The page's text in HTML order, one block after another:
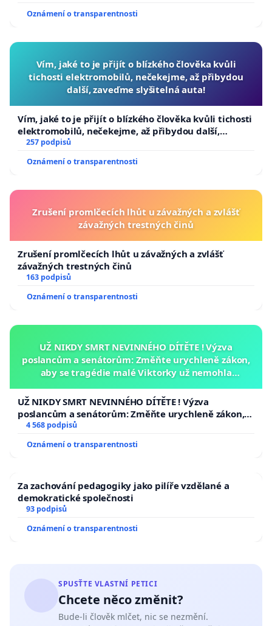
Oznámení o transparentnosti
Vím, jaké to je přijít o blízkého člověka kvůli
tichosti elektromobilů, nečekejme, až přibydou
další, zaveďme slyšitelná auta!
Vím, jaké to je přijít o blízkého člověka kvůli tichosti
elektromobilů, nečekejme, až přibydou další,
zaveďme slyšitelná auta!
257 podpisů
Oznámení o transparentnosti
Zrušení promlčecích lhůt u závažných a zvlášť
závažných trestných činů
Zrušení promlčecích lhůt u závažných a zvlášť
závažných trestných činů
163 podpisů
Oznámení o transparentnosti
UŽ NIKDY SMRT NEVINNÉHO DÍTĚTE ! Výzva
poslancům a senátorům: Změňte urychleně zákon,
aby se tragédie malé Viktorky už nemohla
UŽ NIKDY SMRT NEVINNÉHO DÍTĚTE ! Výzva
poslancům a senátorům: Změňte urychleně zákon,
aby se tragédie malé Viktorky už nemohla opakovat!
4 568 podpisů
Oznámení o transparentnosti
Za zachování pedagogiky jako pilíře vzdělané a
demokratické společnosti
93 podpisů
Oznámení o transparentnosti
SPUSŤTE VLASTNÍ PETICI
Chcete něco změnit?
Bude-li člověk mlčet, nic se nezmění.